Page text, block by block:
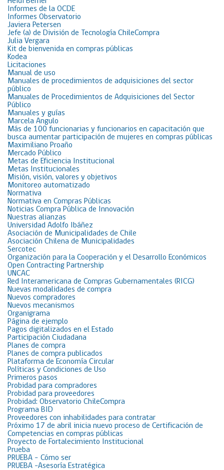
Informes de la OCDE
Informes Observatorio
Javiera Petersen
Jefe (a) de División de Tecnología ChileCompra
Julia Vergara
Kit de bienvenida en compras públicas
Kodea
Licitaciones
Manual de uso
Manuales de procedimientos de adquisiciones del sector
público
Manuales de Procedimientos de Adquisiciones del Sector
Público
Manuales y guías
Marcela Angulo
Más de 100 funcionarias y funcionarios en capacitación que
busca aumentar participación de mujeres en compras públicas
Maximiliano Proaño
Mercado Público
Metas de Eficiencia Institucional
Metas Institucionales
Misión, visión, valores y objetivos
Monitoreo automatizado
Normativa
Normativa en Compras Públicas
Noticias Compra Pública de Innovación
Nuestras alianzas
Universidad Adolfo Ibáñez
Asociación de Municipalidades de Chile
Asociación Chilena de Municipalidades
Sercotec
Organización para la Cooperación y el Desarrollo Económicos
Open Contracting Partnership
UNCAC
Red Interamericana de Compras Gubernamentales (RICG)
Nuevas modalidades de compra
Nuevos compradores
Nuevos mecanismos
Organigrama
Página de ejemplo
Pagos digitalizados en el Estado
Participación Ciudadana
Planes de compra
Planes de compra publicados
Plataforma de Economía Circular
Políticas y Condiciones de Uso
Primeros pasos
Probidad para compradores
Probidad para proveedores
Probidad: Observatorio ChileCompra
Programa BID
Proveedores con inhabilidades para contratar
Próximo 17 de abril inicia nuevo proceso de Certificación de
Competencias en compras públicas
Proyecto de Fortalecimiento Institucional
Prueba
PRUEBA – Cómo ser
PRUEBA -Asesoría Estratégica